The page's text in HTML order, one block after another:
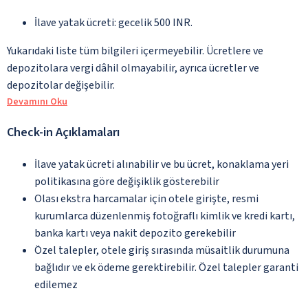
İlave yatak ücreti: gecelik 500 INR.
Yukarıdaki liste tüm bilgileri içermeyebilir. Ücretlere ve
depozitolara vergi dâhil olmayabilir, ayrıca ücretler ve
depozitolar değişebilir.
Devamını Oku
Check-in Açıklamaları
İlave yatak ücreti alınabilir ve bu ücret, konaklama yeri
politikasına göre değişiklik gösterebilir
Olası ekstra harcamalar için otele girişte, resmi
kurumlarca düzenlenmiş fotoğraflı kimlik ve kredi kartı,
banka kartı veya nakit depozito gerekebilir
Özel talepler, otele giriş sırasında müsaitlik durumuna
bağlıdır ve ek ödeme gerektirebilir. Özel talepler garanti
edilemez